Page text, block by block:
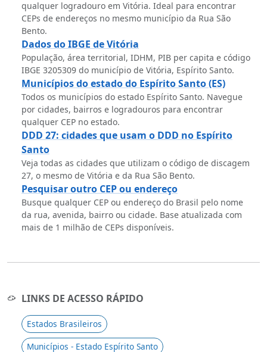
qualquer logradouro em Vitória. Ideal para encontrar
CEPs de endereços no mesmo município da Rua São
Bento.
Dados do IBGE de Vitória
População, área territorial, IDHM, PIB per capita e código
IBGE 3205309 do município de Vitória, Espírito Santo.
Municípios do estado do Espírito Santo (ES)
Todos os municípios do estado Espírito Santo. Navegue
por cidades, bairros e logradouros para encontrar
qualquer CEP no estado.
DDD 27: cidades que usam o DDD no Espírito
Santo
Veja todas as cidades que utilizam o código de discagem
27, o mesmo de Vitória e da Rua São Bento.
Pesquisar outro CEP ou endereço
Busque qualquer CEP ou endereço do Brasil pelo nome
da rua, avenida, bairro ou cidade. Base atualizada com
mais de 1 milhão de CEPs disponíveis.
LINKS DE ACESSO RÁPIDO
Estados Brasileiros
Municípios - Estado Espírito Santo